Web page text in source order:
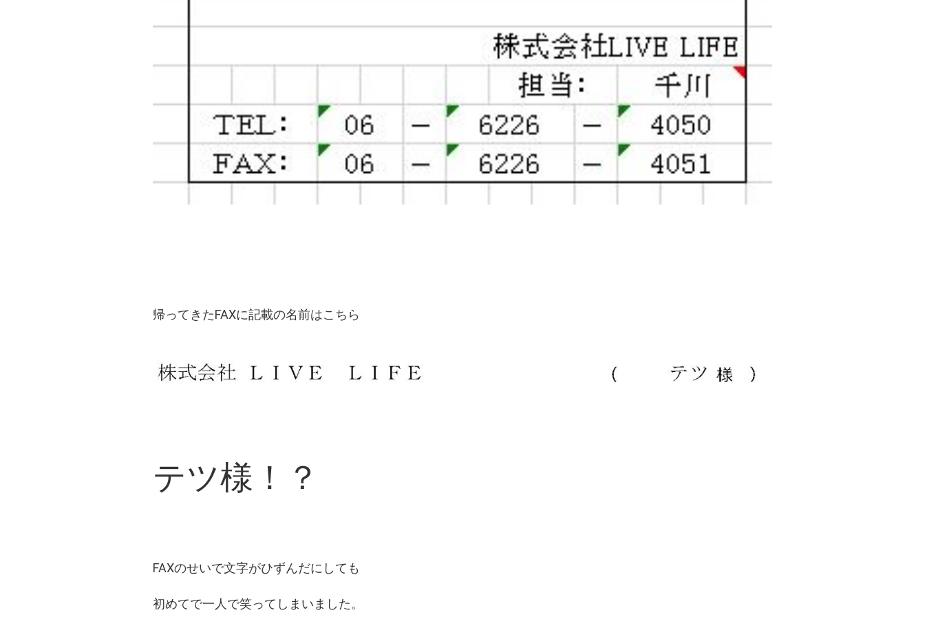
帰ってきたFAXに記載の名前はこちら
テツ様！？
FAXのせいで文字がひずんだにしても
初めてで一人で笑ってしまいました。